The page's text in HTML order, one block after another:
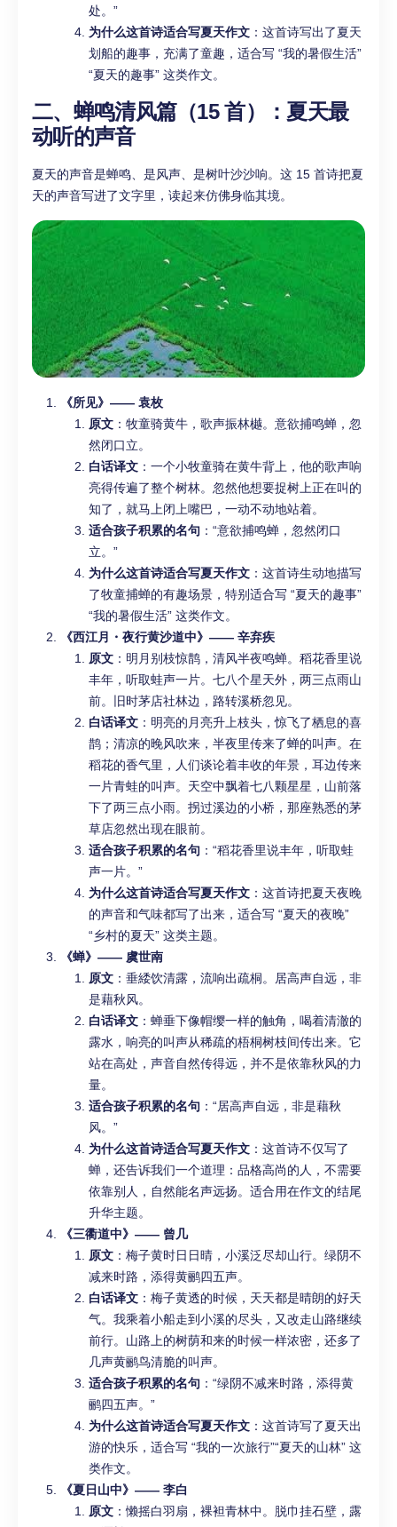
处。”
为什么这首诗适合写夏天作文 ：这首诗写出了夏天
划船的趣事，充满了童趣，适合写 “我的暑假生活”
“夏天的趣事” 这类作文。
二、蝉鸣清风篇（15 首）：夏天最
动听的声音
夏天的声音是蝉鸣、是风声、是树叶沙沙响。这 15 首诗把夏
天的声音写进了文字里，读起来仿佛身临其境。
《所见》—— 袁枚
原文 ：牧童骑黄牛，歌声振林樾。意欲捕鸣蝉，忽
然闭口立。
白话译文 ：一个小牧童骑在黄牛背上，他的歌声响
亮得传遍了整个树林。忽然他想要捉树上正在叫的
知了，就马上闭上嘴巴，一动不动地站着。
适合孩子积累的名句 ：“意欲捕鸣蝉，忽然闭口
立。”
为什么这首诗适合写夏天作文 ：这首诗生动地描写
了牧童捕蝉的有趣场景，特别适合写 “夏天的趣事”
“我的暑假生活” 这类作文。
《西江月・夜行黄沙道中》—— 辛弃疾
原文 ：明月别枝惊鹊，清风半夜鸣蝉。稻花香里说
丰年，听取蛙声一片。七八个星天外，两三点雨山
前。旧时茅店社林边，路转溪桥忽见。
白话译文 ：明亮的月亮升上枝头，惊飞了栖息的喜
鹊；清凉的晚风吹来，半夜里传来了蝉的叫声。在
稻花的香气里，人们谈论着丰收的年景，耳边传来
一片青蛙的叫声。天空中飘着七八颗星星，山前落
下了两三点小雨。拐过溪边的小桥，那座熟悉的茅
草店忽然出现在眼前。
适合孩子积累的名句 ：“稻花香里说丰年，听取蛙
声一片。”
为什么这首诗适合写夏天作文 ：这首诗把夏天夜晚
的声音和气味都写了出来，适合写 “夏天的夜晚”
“乡村的夏天” 这类主题。
《蝉》—— 虞世南
原文 ：垂緌饮清露，流响出疏桐。居高声自远，非
是藉秋风。
白话译文 ：蝉垂下像帽缨一样的触角，喝着清澈的
露水，响亮的叫声从稀疏的梧桐树枝间传出来。它
站在高处，声音自然传得远，并不是依靠秋风的力
量。
适合孩子积累的名句 ：“居高声自远，非是藉秋
风。”
为什么这首诗适合写夏天作文 ：这首诗不仅写了
蝉，还告诉我们一个道理：品格高尚的人，不需要
依靠别人，自然能名声远扬。适合用在作文的结尾
升华主题。
《三衢道中》—— 曾几
原文 ：梅子黄时日日晴，小溪泛尽却山行。绿阴不
减来时路，添得黄鹂四五声。
白话译文 ：梅子黄透的时候，天天都是晴朗的好天
气。我乘着小船走到小溪的尽头，又改走山路继续
前行。山路上的树荫和来的时候一样浓密，还多了
几声黄鹂鸟清脆的叫声。
适合孩子积累的名句 ：“绿阴不减来时路，添得黄
鹂四五声。”
为什么这首诗适合写夏天作文 ：这首诗写了夏天出
游的快乐，适合写 “我的一次旅行”“夏天的山林” 这
类作文。
《夏日山中》—— 李白
原文 ：懒摇白羽扇，裸袒青林中。脱巾挂石壁，露